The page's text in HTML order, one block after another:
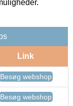
Link
Besøg webshop
Besøg webshop